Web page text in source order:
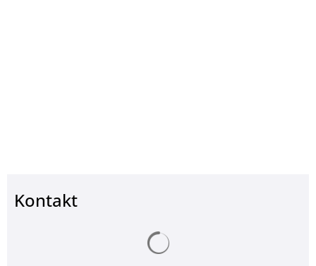
Kontakt